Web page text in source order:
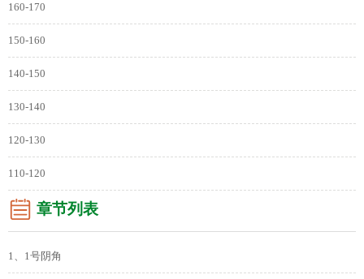
160-170
150-160
140-150
130-140
120-130
110-120
章节列表
1、1号阴角